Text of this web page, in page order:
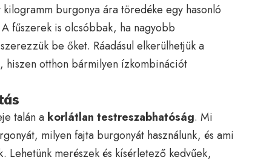
burgonya ára töredéke egy hasonló
fűszerek is olcsóbbak, ha nagyobb
be őket. Ráadásul elkerülhetjük a
hiszen otthon bármilyen ízkombinációt
talán a korlátlan testreszabhatóság. Mi
milyen fajta burgonyát használunk, és ami
merészek és kísérletező kedvűek,